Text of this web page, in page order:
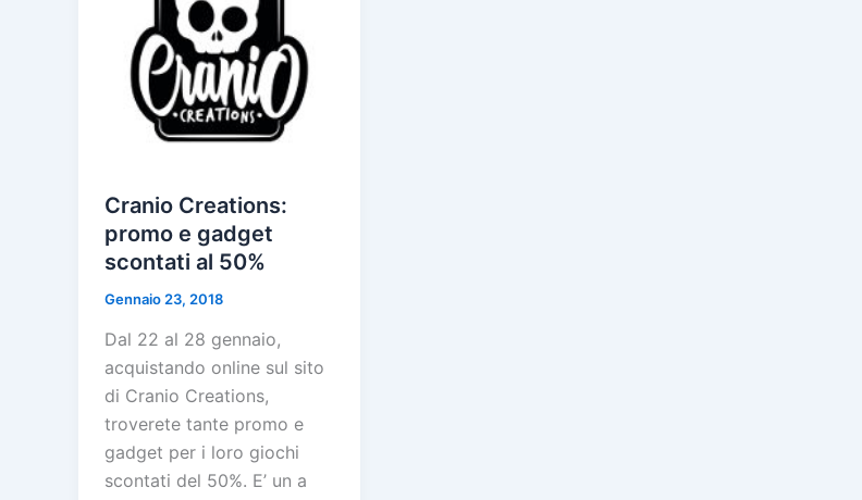
Cranio Creations:
promo e gadget
scontati al 50%
Gennaio 23, 2018
Dal 22 al 28 gennaio,
acquistando online sul sito
di Cranio Creations,
troverete tante promo e
gadget per i loro giochi
scontati del 50%. E’ un a